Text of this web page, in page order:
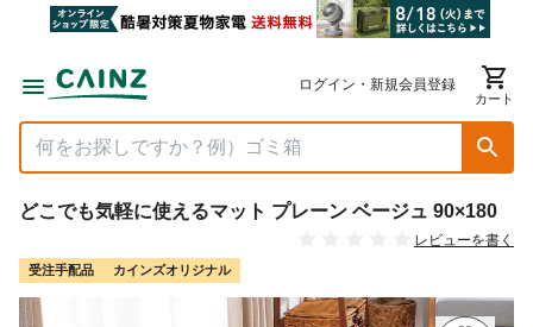
ログイン・新規会員登録
カート
どこでも気軽に使えるマット プレーン ベージュ 90×180
レビューを書く
受注手配品 カインズオリジナル